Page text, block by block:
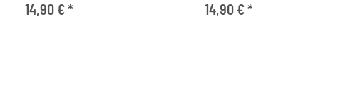
14,90 €* 14,90 €*